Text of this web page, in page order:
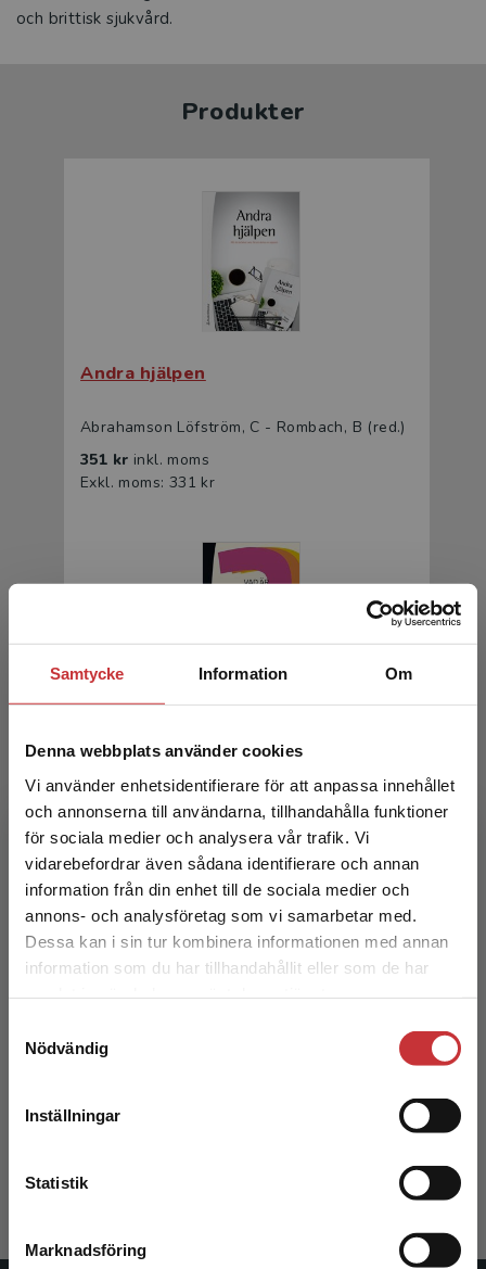
Samtycke Information Om
Denna webbplats använder cookies
Vi använder enhetsidentifierare för att anpassa innehållet
och annonserna till användarna, tillhandahålla funktioner
för sociala medier och analysera vår trafik. Vi
vidarebefordrar även sådana identifierare och annan
information från din enhet till de sociala medier och
annons- och analysföretag som vi samarbetar med.
Dessa kan i sin tur kombinera informationen med annan
information som du har tillhandahållit eller som de har
Nödvändig
Inställningar
Statistik
Marknadsföring
Begränsad fraktregion
Det verkar som att du besöker
studentlitteratur.se via en enhet utanför Sverige.
Vi erbjuder inte leveranser utanför Sverige. För
att kunna slutföra ett köp måste
och brittisk sjukvård.
Produkter
Andra hjälpen
Abrahamson Löfström, C - Rombach, B (red.)
351 kr inkl. moms
Exkl. moms: 331 kr
Karlsson, Lars
289 krinkl. moms
Exkl. moms: 273 kr
Johansson, V - Lindgren, L
Exkl. moms: 315 kr